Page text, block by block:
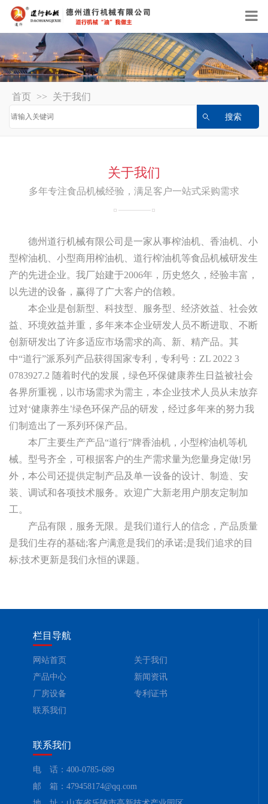
首页 >> 关于我们
关于我们
多年专注食品机械经验，满足客户一站式采购需求
德州道行机械有限公司是一家从事榨油机、香油机、小
型榨油机、小型商用榨油机、道行榨油机等食品机械研发生
产的先进企业。我厂始建于2006年，历史悠久，经验丰富，
以先进的设备，赢得了广大客户的信赖。
本企业是创新型、科技型、服务型、经济效益、社会效
益、环境效益并重，多年来本企业研发人员不断进取、不断
创新研发出了许多适应市场需求的高、新、精产品。其
中“道行”派系列产品获得国家专利，专利号：ZL 2022 3
0783927.2 随着时代的发展，绿色环保健康养生日益被社会
各界所重视，以市场需求为需主，本企业技术人员从未放弃
过对‘健康养生’绿色环保产品的研发，经过多年来的努力我
们制造出了一系列环保产品。
本厂主要生产产品“道行”牌香油机，小型榨油机等机
械。型号齐全，可根据客户的生产需求量为您量身定做!另
外，本公司还提供定制产品及单一设备的设计、制造、安
装、调试和各项技术服务。欢迎广大新老用户朋友定制加
工。
产品有限，服务无限。是我们道行人的信念，产品质量
是我们生存的基础;客户满意是我们的承诺;是我们追求的目
标;技术更新是我们永恒的课题。
栏目导航
网站首页
关于我们
产品中心
新闻资讯
厂房设备
专利证书
联系我们
联系我们
电 话：400-0785-689
邮 箱：479458174@qq.com